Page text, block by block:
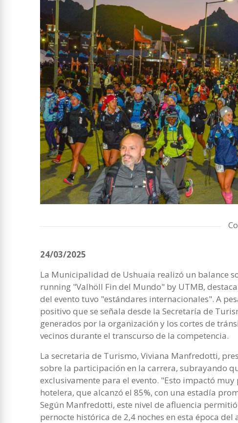
24/03/2025
La Municipalidad de Ushuaia realizó un balance
running "Valhöll Fin del Mundo" by UTMB,
del evento tuvo "estándares internacionales". A
positivo que se señala desde la Secretaría de
generados por la organización y los cortes de
vecinos durante el transcurso de la competencia.
La secretaria de Turismo, Viviana Manfredotti,
sobre la participación en la carrera, subrayando
exclusivamente para el evento. "Esto impactó
hotelera, que alcanzó el 85%, con una estadía
Según Manfredotti, este nivel de afluencia
pernocte histórica de 2,4 noches en esta época del